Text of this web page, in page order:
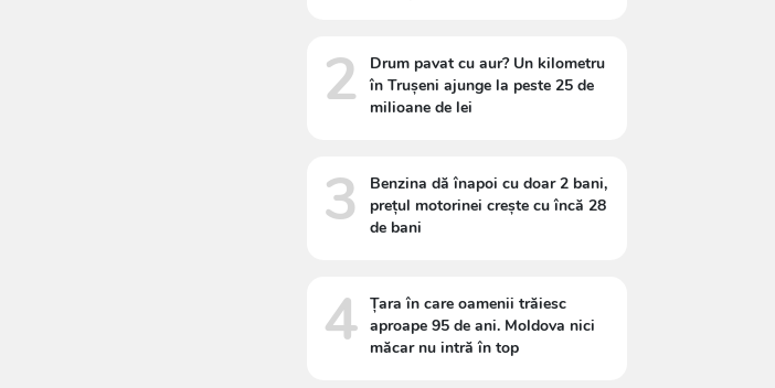
2
Drum pavat cu aur? Un kilometru
în Trușeni ajunge la peste 25 de
milioane de lei
3
Benzina dă înapoi cu doar 2 bani,
prețul motorinei crește cu încă 28
de bani
4 Țara în care oamenii trăiesc
aproape 95 de ani. Moldova nici
măcar nu intră în top